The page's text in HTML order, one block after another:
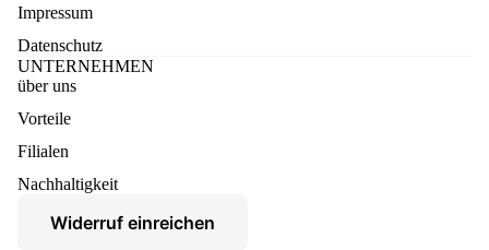
Impressum
Datenschutz
UNTERNEHMEN
über uns
Vorteile
Filialen
Nachhaltigkeit
Widerruf einreichen